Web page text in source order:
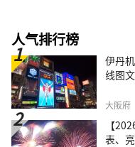
人气排行榜
伊丹
线图
大阪府
【
表、